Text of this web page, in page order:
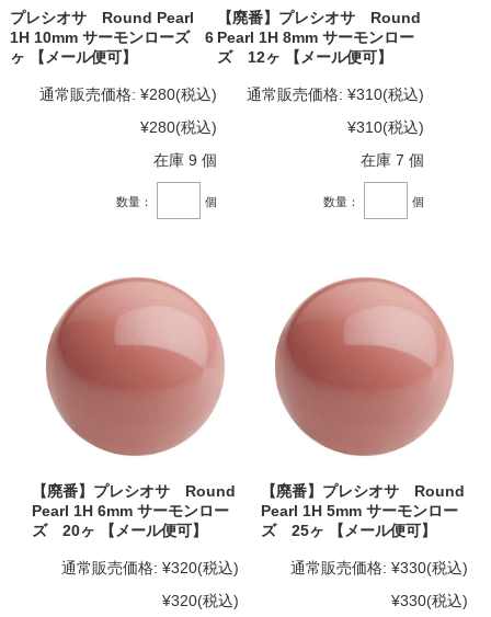
プレシオサ Round Pearl
1H 10mm サーモンローズ 6
ヶ 【メール便可】
通常販売価格: ¥280(税込)
¥280(税込)
在庫 9 個
数量： 個
【廃番】プレシオサ Round
Pearl 1H 8mm サーモンロー
ズ 12ヶ 【メール便可】
通常販売価格: ¥310(税込)
¥310(税込)
在庫 7 個
数量： 個
【廃番】プレシオサ Round
Pearl 1H 6mm サーモンロー
ズ 20ヶ 【メール便可】
通常販売価格: ¥320(税込)
¥320(税込)
【廃番】プレシオサ Round
Pearl 1H 5mm サーモンロー
ズ 25ヶ 【メール便可】
通常販売価格: ¥330(税込)
¥330(税込)